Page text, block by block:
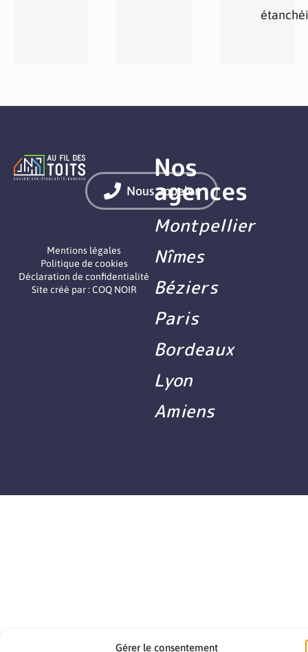
Gérer le consentement
Nous appeler
Mentions légales
Politique de cookies
Déclaration de confidentialité
Site créé par : COQ NOIR
Nos
agences
Montpellier
Nîmes
Béziers
Paris
Bordeaux
Lyon
Amiens